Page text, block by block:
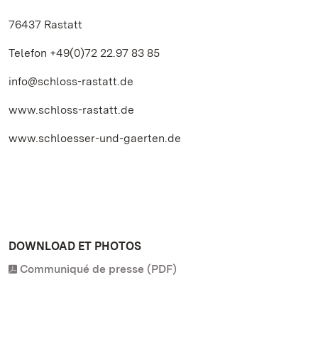
76437 Rastatt
Telefon +49(0)72 22.97 83 85
info@schloss-rastatt.de
www.schloss-rastatt.de
www.schloesser-und-gaerten.de
DOWNLOAD ET PHOTOS
Communiqué de presse (PDF)